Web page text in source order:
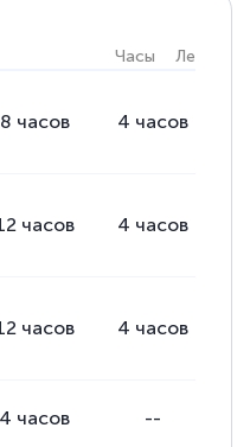
Часы Лекции
8 часов 4 часов
часов 4 часов
часов 4 часов
4 часов --